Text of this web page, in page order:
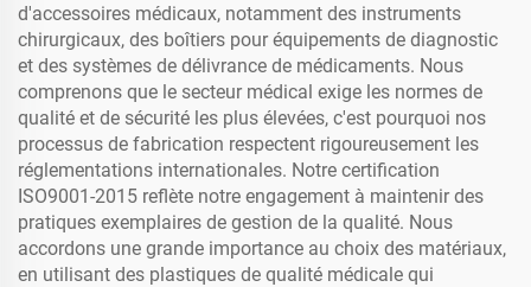
d'accessoires médicaux, notamment des instruments
chirurgicaux, des boîtiers pour équipements de diagnostic
et des systèmes de délivrance de médicaments. Nous
comprenons que le secteur médical exige les normes de
qualité et de sécurité les plus élevées, c'est pourquoi nos
processus de fabrication respectent rigoureusement les
réglementations internationales. Notre certification
ISO9001-2015 reflète notre engagement à maintenir des
pratiques exemplaires de gestion de la qualité. Nous
accordons une grande importance au choix des matériaux,
en utilisant des plastiques de qualité médicale qui